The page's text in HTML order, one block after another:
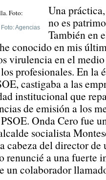
Agencias
Una
no es
También en
conocido en mis
virulencia en el
profesionales. En la
castigaba a las
institucional que
de emisión a los
Onda Cero fue
socialista
cabeza del director de
renuncié a una fuerte
un colaborador